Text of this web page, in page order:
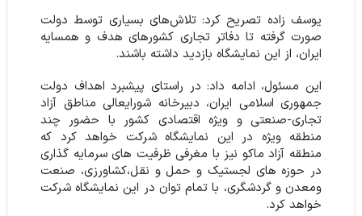
یوسف زاده تصریح کرد: تلاش‌های بسیاری توسط دولت
صورت گرفته تا دفاتر تجاری کشورهای هدف و همسایه
ایران، از این نمایشگاه بازدید داشته باشند.
این مسئول، ادامه داد: در راستای پیشبرد اهداف دولت
جمهوری اسلامی ایران، دبیرخانه شورایعالی مناطق آزاد
تجاری-صنعتی و ویژه اقتصادی کشور با حضور چند
منطقه ویژه در این نمایشگاه شرکت خواهد کرد که
منطقه آزاد ماکو نیز با مغرفی ظرفیت های سرمایه گذاری
در حوزه های لجستیک و حمل و نقل،کشاورزی، صنعت
ومعدن و گردشگری، با تمام توان در این نمایشگاه شرکت
خواهد کرد.